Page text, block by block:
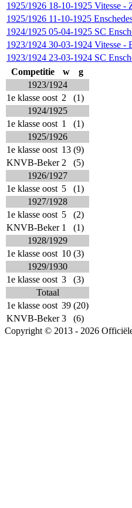
1925/1926 18-10-1925 Vitesse -
1925/1926 11-10-1925
1924/1925 05-04-1925 SC
1923/1924 30-03-1924 Vitesse -
1923/1924 23-03-1924 SC
Competitie
w
g
1923/1924
1e klasse oost 2
(1)
1924/1925
1e klasse oost 1
(1)
1925/1926
1e klasse oost 13 (9)
KNVB-Beker 2
(5)
1926/1927
1e klasse oost 5
(1)
1927/1928
1e klasse oost 5
(2)
KNVB-Beker 1
(1)
1928/1929
1e klasse oost 10 (3)
1929/1930
1e klasse oost 3
(3)
Totaal
1e klasse oost 39 (20)
KNVB-Beker 3
(6)
Copyright © 2013 - 2026